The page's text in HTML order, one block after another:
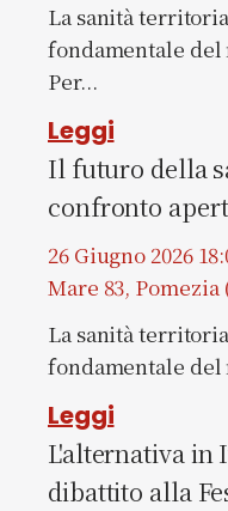
La sanità
fondamentale del
Per...
Leggi
Il futuro della
confronto
26 Giugno 2026
Mare 83, Pomezia
La sanità
fondamentale del
Leggi
L'alternativa in
dibattito alla